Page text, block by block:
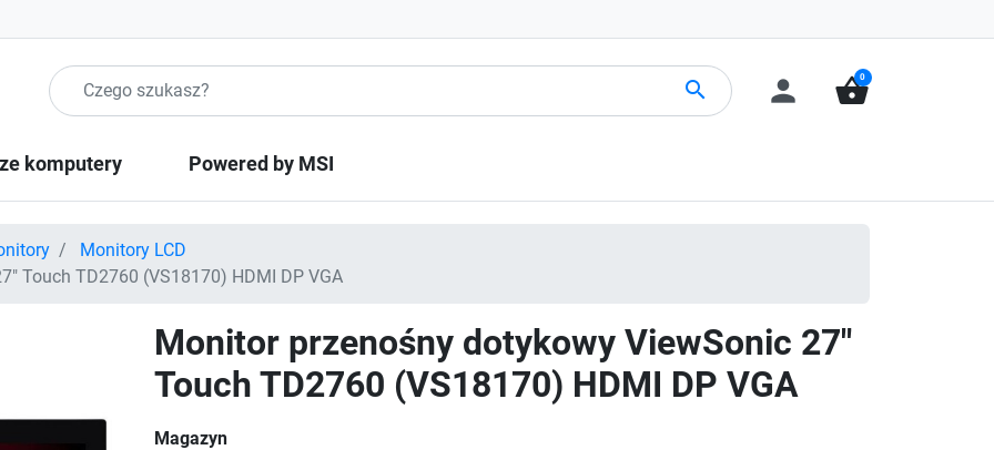
Szukaj produktow search person shopping_basket
0
komputery Powered by MSI
Monitory LCD
Touch TD2760 (VS18170) HDMI DP VGA
Monitor przenośny dotykowy ViewSonic 27"
Touch TD2760 (VS18170) HDMI DP VGA
Magazyn